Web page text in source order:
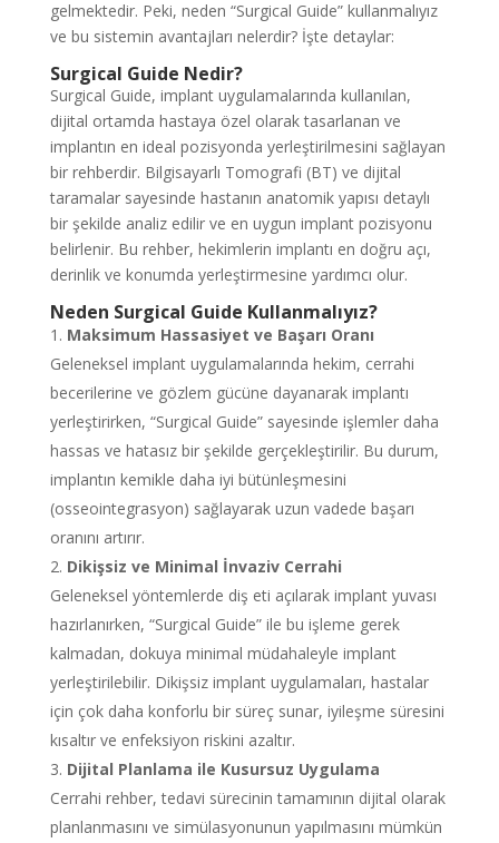
gelmektedir. Peki, neden “Surgical Guide” kullanmalıyız
ve bu sistemin avantajları nelerdir? İşte detaylar:
Surgical Guide Nedir?
Surgical Guide, implant uygulamalarında kullanılan,
dijital ortamda hastaya özel olarak tasarlanan ve
implantın en ideal pozisyonda yerleştirilmesini sağlayan
bir rehberdir. Bilgisayarlı Tomografi (BT) ve dijital
taramalar sayesinde hastanın anatomik yapısı detaylı
bir şekilde analiz edilir ve en uygun implant pozisyonu
belirlenir. Bu rehber, hekimlerin implantı en doğru açı,
derinlik ve konumda yerleştirmesine yardımcı olur.
Neden Surgical Guide Kullanmalıyız?
Maksimum Hassasiyet ve Başarı Oranı
Geleneksel implant uygulamalarında hekim, cerrahi
becerilerine ve gözlem gücüne dayanarak implantı
yerleştirirken, “Surgical Guide” sayesinde işlemler daha
hassas ve hatasız bir şekilde gerçekleştirilir. Bu durum,
implantın kemikle daha iyi bütünleşmesini
(osseointegrasyon) sağlayarak uzun vadede başarı
oranını artırır.
Dikişsiz ve Minimal İnvaziv Cerrahi
Geleneksel yöntemlerde diş eti açılarak implant yuvası
hazırlanırken, “Surgical Guide” ile bu işleme gerek
kalmadan, dokuya minimal müdahaleyle implant
yerleştirilebilir. Dikişsiz implant uygulamaları, hastalar
için çok daha konforlu bir süreç sunar, iyileşme süresini
kısaltır ve enfeksiyon riskini azaltır.
Dijital Planlama ile Kusursuz Uygulama
Cerrahi rehber, tedavi sürecinin tamamının dijital olarak
planlanmasını ve simülasyonunun yapılmasını mümkün